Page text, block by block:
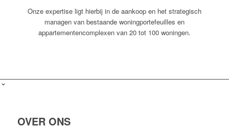
Onze expertise ligt hierbij in de aankoop en het strategisch
managen van bestaande woningportefeuilles en
appartementencomplexen van 20 tot 100 woningen.
OVER ONS